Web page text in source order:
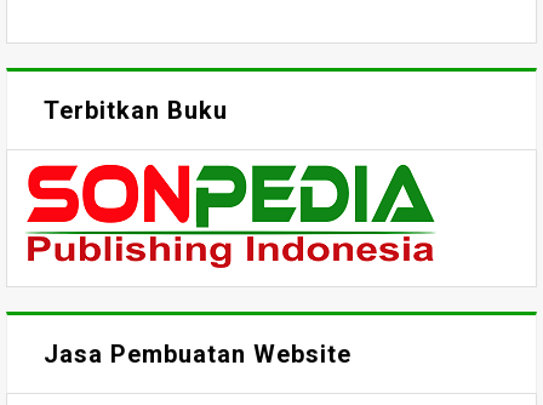
Terbitkan Buku
Jasa Pembuatan Website